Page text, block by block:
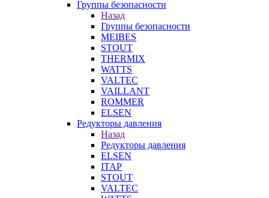
Группы безопасности
Назад
Группы безопасности
MEIBES
STOUT
THERMIX
WATTS
VALTEC
VAILLANT
ROMMER
ELSEN
Редукторы давления
Назад
Редукторы давления
ELSEN
ITAP
STOUT
VALTEC